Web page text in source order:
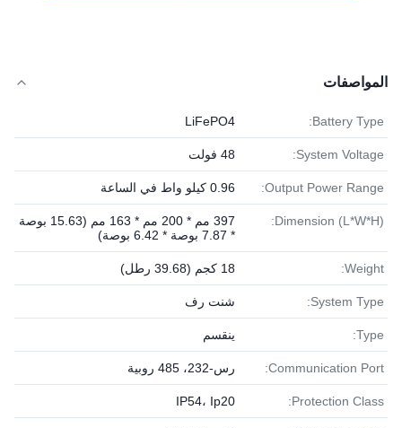
المواصفات
Battery Type:
LiFePO4
System Voltage: 48 فولت
Output Power Range: 0.96 كيلو واط في الساعة
Dimension (L*W*H):
397 مم * 200 مم * 163 مم (15.63 بوصة
* 7.87 بوصة * 6.42 بوصة)
Weight: 18 كجم (39.68 رطل)
System Type: شنت رف
Type: ينقسم
Communication Port: رس-232، 485 روبية
Protection Class: IP54، Ip20